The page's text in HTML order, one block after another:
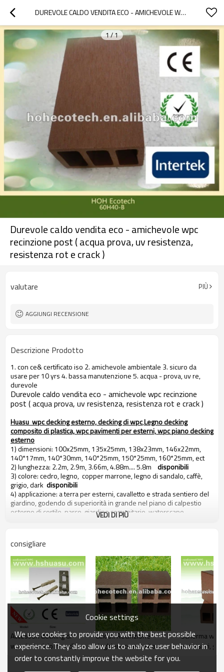
DUREVOLE CALDO VENDITA ECO - AMICHEVOLE WPC RECINZIONE POST ( ACQUA PROVA, UV RESISTENZA, RESISTENZA ROT E CRACK )
1/1
Durevole caldo vendita eco - amichevole wpc
recinzione post ( acqua prova, uv resistenza,
resistenza rot e crack )
valutare PIÙ
AGGIUNGI RECENSIONE
Descrizione Prodotto
1. con ce& certificato iso 2. amichevole ambientale 3. sicuro da
usare per 10 yrs 4. bassa manutenzione 5. acqua - prova, uv re,
durevole
Durevole caldo vendita eco - amichevole wpc recinzione
post ( acqua prova, uv resistenza, resistenza rot e crack )
Huasu wpc decking esterno, decking di wpc,Legno decking
composito di plastica, wpc pavimenti per esterni, wpc piano decking
esterno
1) dimensioni: 100x25mm, 135x25mm, 138x23mm, 146x22mm,
140*17mm, 140*30mm, 140*25mm, 150*25mm, 160*25mm, ect
2) lunghezza: 2.2m, 2.9m, 3.66m, 4.88m.... 5.8m disponibili
3) colore: cedro, legno, copper marrone, legno di sandalo, caffè,
grigio, dark disponibili
4) applicazione: a terra per esterni, cavalletto e strada sentiero del
giardino, godendo di superiorità in grande nel piano di calpestio
esterno di cortile, parco, giardino comunitario, waterscape,
stainable malleabile,
Basso rischio di inquinamento e odore - libero
La eco - friendly composito legno-plastica decking
esterno/pavimentazione prodotto ci viene fatto
1) 60% legno polvere ( professionalmente trattati bambù
secco/legno fibra )
2) 35% polietilene ad alta densità ( tipo una )
3) 5% additivi chimici ( anti - uv agente, anti - ossidazione agente,
stabilizzatore, coloranti, anti fungo agente, agente di
accoppiamento, agente rinforzante, lubrificanti... Etc. )
Tutte queste materie prime sono premiscelati e estruso
professionale del legno - macchinario di plastica con tecniche
speciali, si tratta quindi di una sorta di basso - carbone, protezione
ambientale e riciclabile nuovo materiale.
VEDI DI PIÙ
consigliare
Accessori decking di
wpc, in acciaio inox clip
Caldo!! Recinzione
ringhiera composito
padiglione esterno post
Scherma
accessori,
Cookie settings
We use cookies to provide you with the best possible
experience. They also allow us to analyze user behavior in
order to constantly improve the website for you.